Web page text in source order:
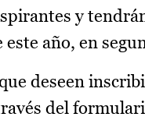
y
año, en
deseen
del